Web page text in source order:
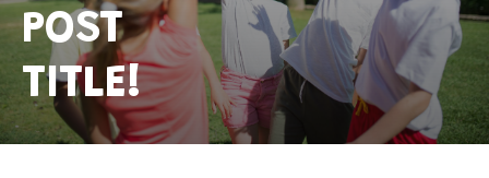
POST
TITLE!